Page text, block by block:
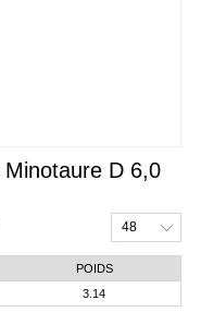
Minotaure D 6,0
48
POIDS
3.14